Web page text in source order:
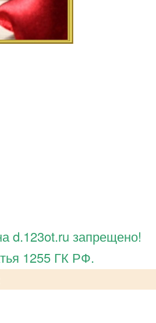
d.123ot.ru запрещено!
1255 ГК РФ.